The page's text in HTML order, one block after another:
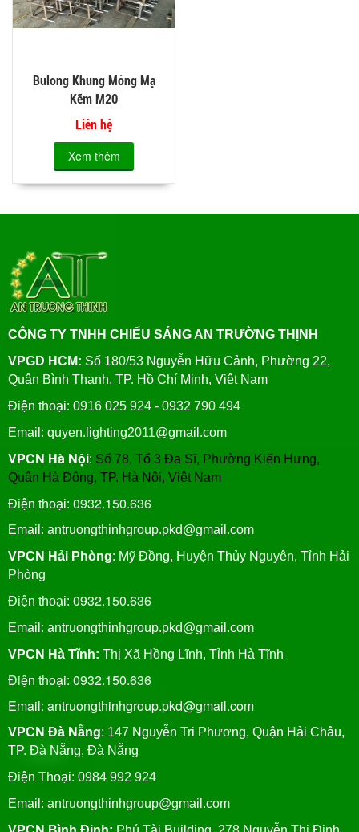
Bulong Khung Móng Mạ
Kẽm M20
Liên hệ
Xem thêm
CÔNG TY TNHH CHIẾU SÁNG AN TRƯỜNG THỊNH
VPGD HCM: Số 180/53 Nguyễn Hữu Cảnh, Phường 22,
Quận Bình Thạnh, TP. Hồ Chí Minh, Việt Nam
Điện thoại: 0916 025 924 - 0932 790 494
Email: quyen.lighting2011@gmail.com
VPCN Hà Nội: Số 78, Tổ 3 Đa Sĩ, Phường Kiến Hưng,
Quận Hà Đông, TP. Hà Nội, Việt Nam
Điện thoại: 0932.150.636
Email: antruongthinhgroup.pkd@gmail.com
VPCN Hải Phòng: Mỹ Đồng, Huyện Thủy Nguyên, Tỉnh Hải
Phòng
Điện thoại: 0932.150.636
Email: antruongthinhgroup.pkd@gmail.com
VPCN Hà Tĩnh: Thị Xã Hồng Lĩnh, Tỉnh Hà Tĩnh
Điện thoại: 0932.150.636
Email: antruongthinhgroup.pkd@gmail.com
VPCN Đà Nẵng: 147 Nguyễn Tri Phương, Quận Hải Châu,
TP. Đà Nẵng, Đà Nẵng
Điện Thoại: 0984 992 924
Email: antruongthinhgroup@gmail.com